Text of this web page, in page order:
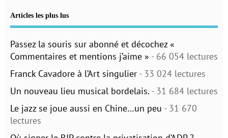
Articles les plus lus
Passez la souris sur abonné et décochez «
Commentaires et mentions j’aime » - 66 054 lectures
Franck Cavadore à l’Art singulier - 33 024 lectures
Un nouveau lieu musical bordelais. - 31 684 lectures
Le jazz se joue aussi en Chine…un peu - 31 670
lectures